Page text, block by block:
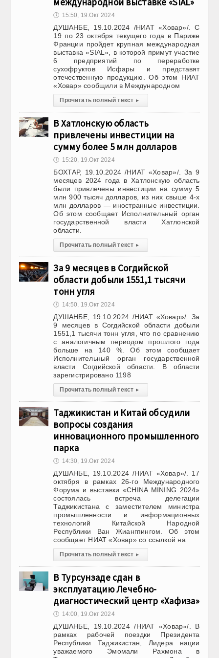
🕔 15:50, 19.Окт 2024
ДУШАНБЕ, 19.10.2024 /НИАТ «Ховар»/. С
19 по 23 октября текущего года в Париже
Франции пройдет крупная международная
выставка «SIAL», в которой примут участие
6 предприятий по переработке
сухофруктов Исфары и представят
отечественную продукцию. Об этом НИАТ
«Ховар» сообщили в Международном
Прочитать полный текст ▸
В Хатлонскую область
привлечены инвестиции на
сумму более 5 млн долларов
🕔 15:20, 19.Окт 2024
БОХТАР, 19.10.2024 /НИАТ «Ховар»/. За 9
месяцев 2024 года в Хатлонскую область
были привлечены инвестиции на сумму 5
млн 900 тысяч долларов, из них свыше 4-х
млн долларов — иностранные инвестиции.
Об этом сообщает Исполнительный орган
государственной власти Хатлонской
области.
Прочитать полный текст ▸
За 9 месяцев в Согдийской
области добыли 1551,1 тысячи
тонн угля
🕔 14:50, 19.Окт 2024
ДУШАНБЕ, 19.10.2024 /НИАТ «Ховар»/. За
9 месяцев в Согдийской области добыли
1551,1 тысячи тонн угля, что по сравнению
с аналогичным периодом прошлого года
больше на 140 %. Об этом сообщает
Исполнительный орган государственной
власти Согдийской области. В области
зарегистрировано 1198
Прочитать полный текст ▸
Таджикистан и Китай обсудили
вопросы создания
инновационного промышленного
парка
🕔 14:30, 19.Окт 2024
ДУШАНБЕ, 19.10.2024 /НИАТ «Ховар»/. 17
октября в рамках 26-го Международного
Форума и выставки «CHINA MINING 2024»
состоялась встреча делегации
Таджикистана с заместителем министра
промышленности и информационных
технологий Китайской Народной
Республики Ван Жиангпингом. Об этом
сообщает НИАТ «Ховар» со ссылкой на
Прочитать полный текст ▸
В Турсунзаде сдан в
эксплуатацию Лечебно-
диагностический центр «Хафиза»
🕔 14:00, 19.Окт 2024
ДУШАНБЕ, 19.10.2024 /НИАТ «Ховар»/. В
рамках рабочей поездки Президента
Республики Таджикистан, Лидера нации
уважаемого Эмомали Рахмона в